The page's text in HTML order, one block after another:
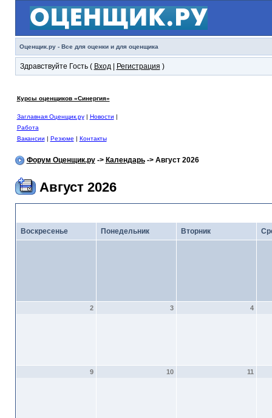
Оценщик.ру - Все для оценки и для оценщика
Здравствуйте Гость ( Вход| Регистрация )
Курсы оценщиков «Синергия»
Заглавная Оценщик.ру| Новости |
Работа
Вакансии | Резюме | Контакты
Форум Оценщик.ру-> Календарь-> Август 2026
Август 2026
Воскресенье Понедельник Вторник
2 3 4
9 10 11